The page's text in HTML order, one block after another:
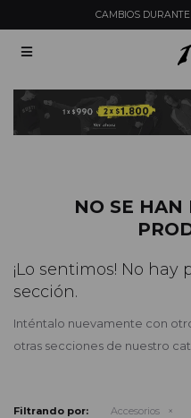
CAMBIOS

NO SE HAN
¡Lo sentimos! No hay
sección.
Inténtalo nuevamente con
otras secciones de nuestro
Filtrando por: Accesorios